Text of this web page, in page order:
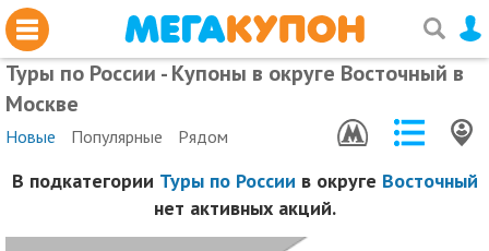
Туры по России - Купоны в округе Восточный в
Москве
Новые Популярные Рядом
В подкатегории Туры по России в округе Восточный
нет активных акций.